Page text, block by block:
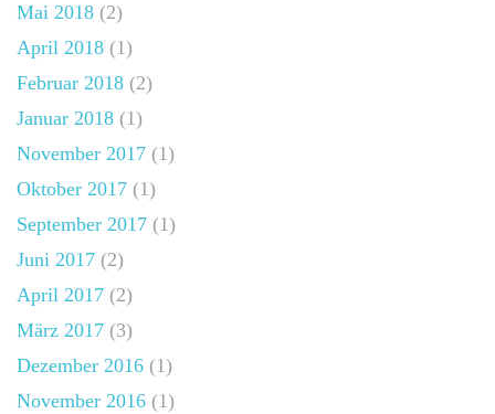
Mai 2018 (2)
April 2018 (1)
Februar 2018 (2)
Januar 2018 (1)
November 2017 (1)
Oktober 2017 (1)
September 2017 (1)
Juni 2017 (2)
April 2017 (2)
März 2017 (3)
Dezember 2016 (1)
November 2016 (1)